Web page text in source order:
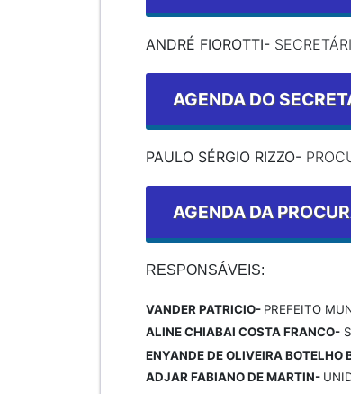
ANDRÉ FIOROTTI-
AGENDA DO
PAULO SÉRGIO RIZZO-
AGENDA DA
RESPONSÁVEIS:
VANDER PATRICIO- PREFEITO
ALINE CHIABAI COSTA FRANCO-
ENYANDE DE OLIVEIRA BOTELHO
ADJAR FABIANO DE MARTIN-